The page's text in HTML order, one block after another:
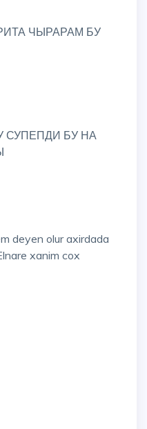
ЧЫРАРАМ БУ
СУПЕПДИ БУ НА
deyen olur axirdada
xanim cox